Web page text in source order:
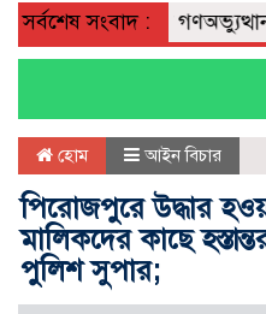
সর্বশেষ সংবাদ :
কলেজে জুলাই গণঅভ্যুত্থান
হোম আইন বিচার
পিরোজপুরে উদ্ধার
মালিকদের কাছে
পুলিশ সুপার;